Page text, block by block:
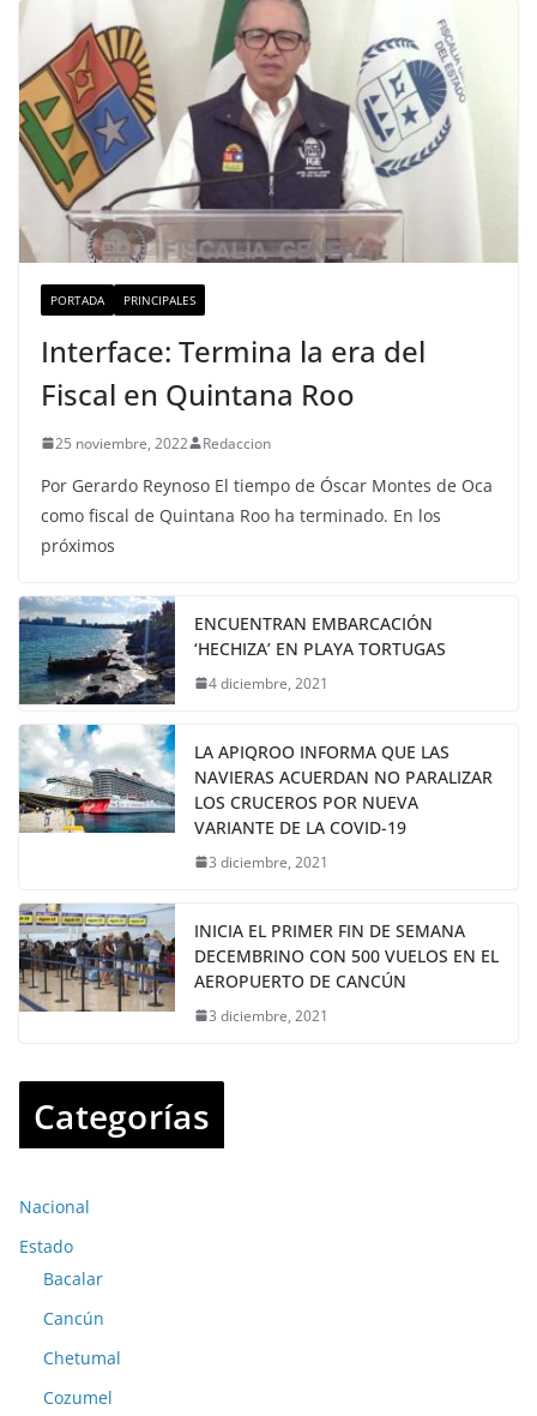
PORTADA PRINCIPALES
Interface: Termina la era del
Fiscal en Quintana Roo
25 noviembre, 2022 Redaccion
Por Gerardo Reynoso El tiempo de Óscar Montes de Oca
como fiscal de Quintana Roo ha terminado. En los
próximos
ENCUENTRAN EMBARCACIÓN
‘HECHIZA’ EN PLAYA TORTUGAS
4 diciembre, 2021
LA APIQROO INFORMA QUE LAS
NAVIERAS ACUERDAN NO PARALIZAR
LOS CRUCEROS POR NUEVA
VARIANTE DE LA COVID-19
3 diciembre, 2021
INICIA EL PRIMER FIN DE SEMANA
DECEMBRINO CON 500 VUELOS EN EL
AEROPUERTO DE CANCÚN
3 diciembre, 2021
Categorías
Nacional
Estado
Bacalar
Cancún
Chetumal
Cozumel